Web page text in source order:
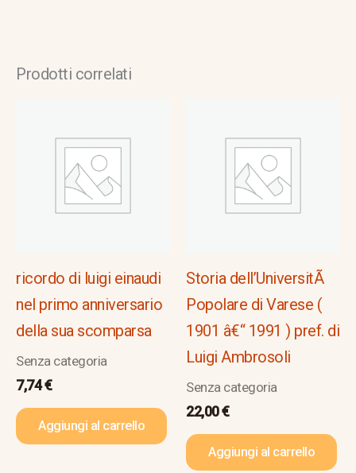
Prodotti correlati
ricordo di luigi einaudi
nel primo anniversario
della sua scomparsa
Senza categoria
7,74€
Aggiungi al carrello
Storia dell’UniversitÃ
Popolare di Varese (
1901 â€“ 1991 ) pref. di
Luigi Ambrosoli
Senza categoria
22,00€
Aggiungi al carrello